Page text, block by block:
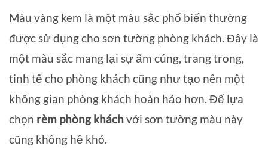
Màu vàng kem là một màu sắc phổ biến thường
được sử dụng cho sơn tường phòng khách. Đây là
một màu sắc mang lại sự ấm cúng, trang trong,
tinh tế cho phòng khách cũng như tạo nên một
không gian phòng khách hoàn hảo hơn. Để lựa
chọn rèm phòng kháchvới sơn tường màu này
cũng không hề khó.